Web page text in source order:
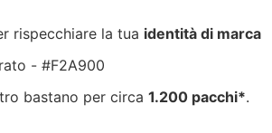
rispecchiare la tua identità di marca
- #F2A900
bastano per circa 1.200 pacchi*.